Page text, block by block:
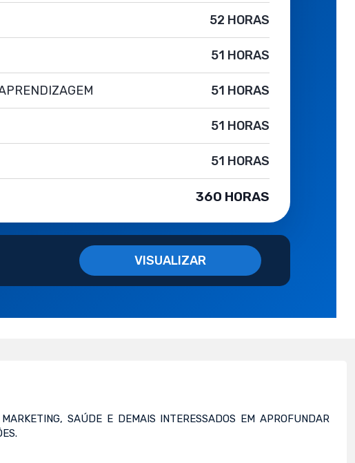
52 HORAS
51 HORAS
51 HORAS
51 HORAS
51 HORAS
360 HORAS
VISUALIZAR
SAÚDE E DEMAIS INTERESSADOS EM APROFUNDAR